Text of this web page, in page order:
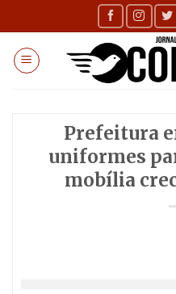
to
content
Prefeitura
uniformes
mobília